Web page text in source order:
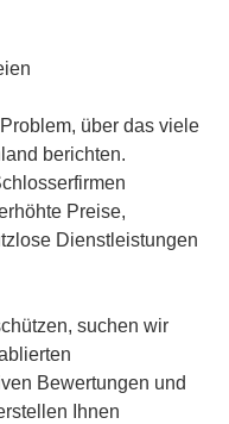
über das viele
berichten.
Preise,
Dienstleistungen
suchen wir
Bewertungen und
Ihnen